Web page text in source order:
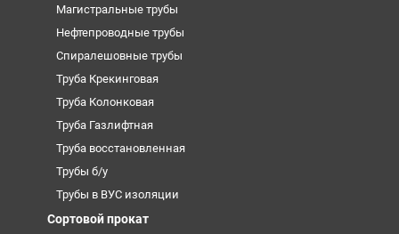
Магистральные трубы
Нефтепроводные трубы
Спиралешовные трубы
Труба Крекинговая
Труба Колонковая
Труба Газлифтная
Труба восстановленная
Трубы б/у
Трубы в ВУС изоляции
Сортовой прокат